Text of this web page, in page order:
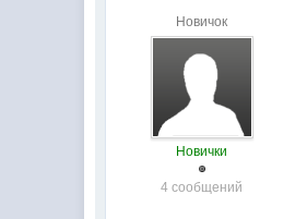
Новичок
Новички
4 сообщений